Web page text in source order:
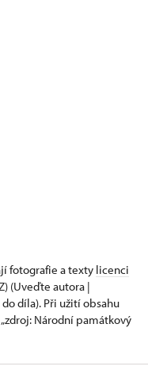
fotografie a texty licenci
(Uveďte autora |
díla). Při užití obsahu
Národní památkový